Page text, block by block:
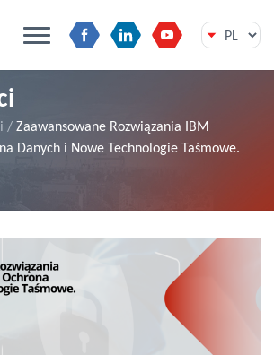
/ Zaawansowane Rozwiązania IBM
Danych i Nowe Technologie Taśmowe.